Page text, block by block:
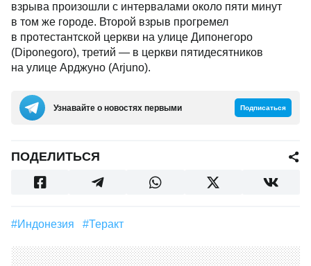
взрыва произошли с интервалами около пяти минут
в том же городе. Второй взрыв прогремел
в протестантской церкви на улице Дипонегоро
(Diponegoro), третий — в церкви пятидесятников
на улице Арджуно (Arjunо).
Узнавайте о новостях первыми Подписаться
ПОДЕЛИТЬСЯ
#Индонезия #теракт